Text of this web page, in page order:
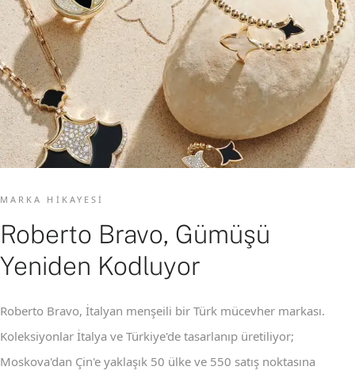
MARKA HIKAYESI
Roberto Bravo, Gümüşü
Yeniden Kodluyor
Roberto Bravo, İtalyan menşeili bir Türk mücevher markası.
Koleksiyonlar İtalya ve Türkiye'de tasarlanıp üretiliyor;
Moskova'dan Çin'e yaklaşık 50 ülke ve 550 satış noktasına